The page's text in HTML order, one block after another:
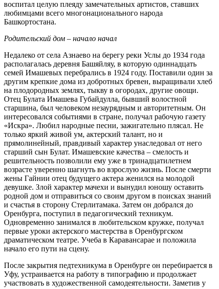
воспитал целую плеяду замечательных артистов, ставших
любимцами всего многонационального народа
Башкортостана.
Родительский дом – начало начал
Недалеко от села Азнаево на берегу реки Услы до 1934 года
располагалась деревня Башяйляу, в которую одиннадцать
семей Имашевых перебрались в 1924 году. Поставили один за
другим крепкие дома из добротных бревен, выращивали хлеб
на плодородных землях, тыкву в огородах, другие овощи.
Отец Булата Имашева Губайдулла, бывший волостной
старшина, был человеком незаурядным и авторитетным. Он
интересовался событиями в стране, получал рабочую газету
«Искра». Любил народные песни, зажигательно плясал. Не
только яркий живой ум, актерский талант, но и
прямолинейный, правдивый характер унаследовал от него
старший сын Булат. Имашевские качества – смелость и
решительность позволили ему уже в тринадцатилетнем
возрасте уверенно шагнуть во взрослую жизнь. После смерти
жены Гайнии отец будущего актера женился на молодой
девушке. Злой характер мачехи и вынудил юношу оставить
родной дом и отправиться со своим другом в поисках знаний
и счастья в сторону Стерлитамака. Затем он добрался до
Оренбурга, поступил в педагогический техникум.
Одновременно занимался в любительском кружке, получал
первые уроки актерского мастерства в Оренбургском
драматическом театре. Учеба в Каравансарае и положила
начало его пути на сцену.
После закрытия педтехникума в Оренбурге он перебирается в
Уфу, устраивается на работу в типографию и продолжает
участвовать в художественной самодеятельности. Заметив у